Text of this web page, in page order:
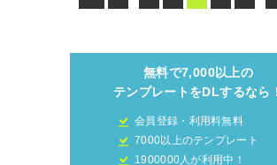
無料で7,000以上の
テンプレートをDLするなら
会員登録・利用料無料
7000以上のテンプレート
1900000人が利用中！